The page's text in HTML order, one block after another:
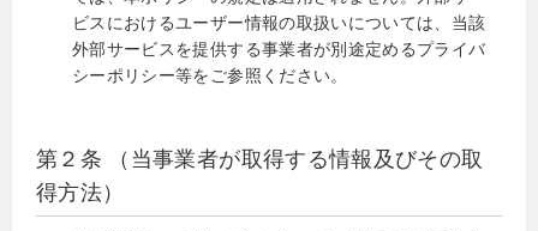
ビスにおけるユーザー情報の取扱いについては、当該
外部サービスを提供する事業者が別途定めるプライバ
シーポリシー等をご参照ください。
第２条 （当事業者が取得する情報及びその取
得方法）